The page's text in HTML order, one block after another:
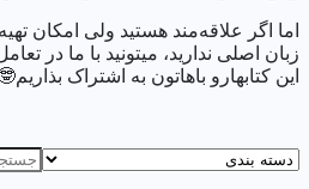
اما اگر علاقه‌مند هستید ولی امکان
زبان اصلی ندارید، میتونید با ما در
این کتابهارو باهاتون به اشتراک